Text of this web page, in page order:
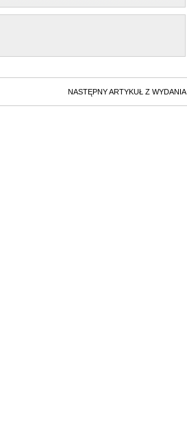
NASTĘPNY ARTYKUŁ Z WYDANIA